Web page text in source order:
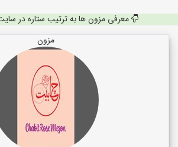
معرفی مزون ها به ترتیب ستاره در
مزون